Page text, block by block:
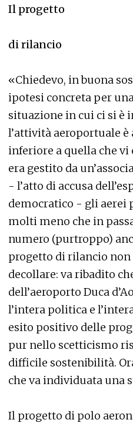
Il progetto
di rilancio
«Chiedevo, in buona
ipotesi concreta per
situazione in cui ci si
l’attività aeroportuale
inferiore a quella che vi
era gestito da
- l’atto di accusa
democratico - gli aerei
molti meno che in
numero (purtroppo)
progetto di rilancio
decollare: va ribadito
dell’aeroporto Duca
l’intera politica e
esito positivo delle
pur nello scetticismo
difficile sostenibilità.
che va individuata una
Il progetto di polo